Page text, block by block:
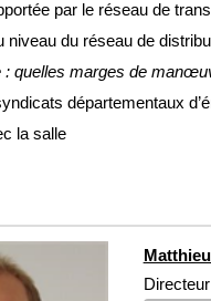
par le réseau de
niveau du réseau de
: quelles marges de
départementaux
la salle
Directeur